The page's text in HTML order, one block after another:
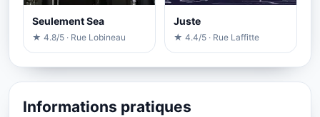
Seulement Sea
★ 4.8/5 · Rue Lobineau
Juste
★ 4.4/5 · Rue Laffitte
Informations pratiques